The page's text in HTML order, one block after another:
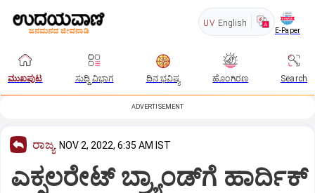
UV English
E-Paper
ಮುಖಪುಟ ಸುದ್ದಿ ವಿಭಾಗ ದಿನ ಭವಿಷ್ಯ ಹೊಂಗಿರಣ Search
ADVERTISEMENT
ರಾಜ್ಯ NOV 2, 2022, 6:35 AM IST
ಎಕ್ಸಲರೇಟ್‌ ಬ್ರ್ಯಾಂಡ್‌ಗೆ ಹಾರ್ದಿಕ್‌